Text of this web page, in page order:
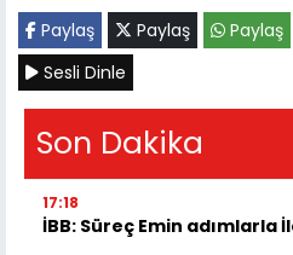
Paylaş
Paylaş Paylaş
Sesli Dinle
Son Dakika
17:18
İBB: Süreç Emin adımlarla